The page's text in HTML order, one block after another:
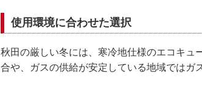
使用環境に合わせた選択
秋田の厳しい冬には、寒冷地仕様のエコキュ
合や、ガスの供給が安定している地域ではガ